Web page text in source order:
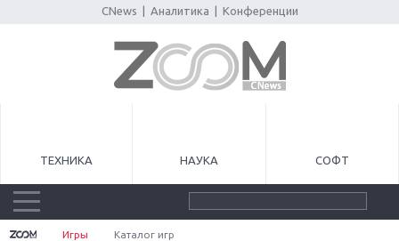
CNews Аналитика Конференции
ТЕХНИКА НАУКА СОФТ
Игры Каталог игр